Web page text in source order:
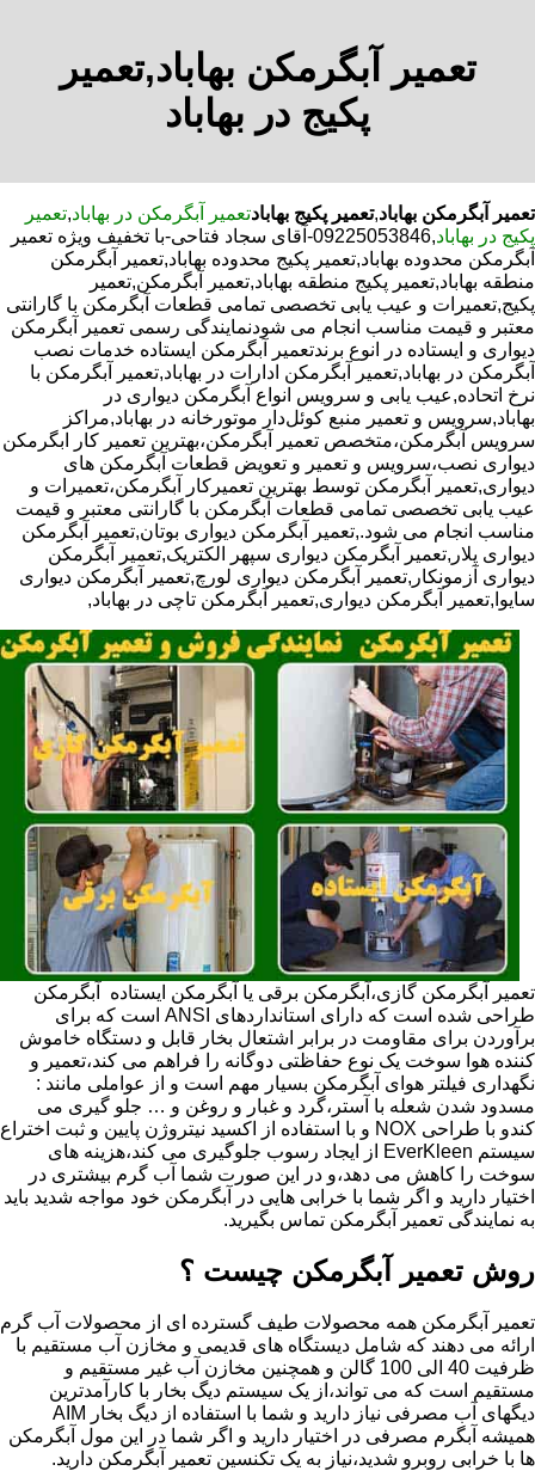
تعمیر آبگرمکن بهاباد,تعمیر
پکیج در بهاباد
تعمیر آبگرمکن بهاباد,تعمیر پکیج بهابادتعمیر آبگرمکن در بهاباد,تعمیر
پکیج در بهاباد
,09225053846-آقای سجاد فتاحی-با تخفیف ویژه تعمیر
آبگرمکن محدوده بهاباد,تعمیر پکیج محدوده بهاباد,تعمیر آبگرمکن
منطقه بهاباد,تعمیر پکیج منطقه بهاباد,تعمیر آبگرمکن,تعمیر
پکیج,تعمیرات و عیب یابی تخصصی تمامی قطعات آبگرمکن با گارانتی
معتبر و قیمت مناسب انجام می شودنمایندگی رسمی تعمیر آبگرمکن
دیواری و ایستاده در انوع برندتعمیر آبگرمکن ایستاده خدمات نصب
آبگرمکن در بهاباد,تعمیر آبگرمکن ادارات در بهاباد,تعمیر آبگرمکن با
نرخ اتحاده,عیب یابی و سرویس انواع آبگرمکن دیواری در
بهاباد,سرویس و تعمیر منبع کوئل‌دار موتورخانه در بهاباد,مراکز
سرویس آبگرمکن،متخصص تعمیر آبگرمکن،بهترین تعمیر کار ابگرمکن
دیواری نصب،سرویس و تعمیر و تعویض قطعات آبگرمکن های
دیواری,تعمیر آبگرمکن توسط بهترین تعمیرکار آبگرمکن،تعمیرات و
عیب یابی تخصصی تمامی قطعات آبگرمکن با گارانتی معتبر و قیمت
مناسب انجام می شود.,تعمیر آبگرمکن دیواری بوتان,تعمیر آبگرمکن
دیواری پلار,تعمیر آبگرمکن دیواری سپهر الکتریک,تعمیر آبگرمکن
دیواری آزمونکار,تعمیر آبگرمکن دیواری لورچ,تعمیر آبگرمکن دیواری
سایوا,تعمیر آبگرمکن دیواری,تعمیر آبگرمکن تاچی در بهاباد,
تعمیر آبگرمکن گازی،آبگرمکن برقی یا آبگرمکن ایستاده ​ آبگرمکن
طراحی شده است که دارای استانداردهای ANSI است که برای
برآوردن برای مقاومت در برابر اشتعال بخار قابل و دستگاه خاموش
کننده هوا سوخت یک نوع حفاظتی دوگانه را فراهم می کند،تعمیر و
نگهداری فیلتر هوای آبگرمکن بسیار مهم است و از عواملی مانند :
مسدود شدن شعله با آستر،گرد و غبار و روغن و … جلو گیری می
کندو با طراحی NOX و با استفاده از اکسید نیتروژن پایین و ثبت اختراع
سیستم EverKleen از ایجاد رسوب جلوگیری می کند،هزینه های
سوخت را کاهش می دهد،و در این صورت شما آب گرم بیشتری در
اختیار دارید و اگر شما با خرابی هایی در آبگرمکن خود مواجه شدید باید
به نمایندگی تعمیر آبگرمکن تماس بگیرید.
روش تعمیر آبگرمکن چیست ؟
تعمیر آبگرمکن همه محصولات طیف گسترده ای از محصولات آب گرم
ارائه می دهند که شامل دیستگاه های قدیمی و مخازن آب مستقیم با
ظرفیت 40 الی 100 گالن و همچنین مخازن آب غیر مستقیم و
مستقیم است که می تواند،از یک سیستم دیگ بخار با کارآمدترین
دیگهای آب مصرفی نیاز دارید و شما با استفاده از دیگ بخار AIM
همیشه آبگرم مصرفی در اختیار دارید و اگر شما در این مول آبگرمکن
ها با خرابی روبرو شدید،نیاز به یک تکنسین تعمیر آبگرمکن دارید.